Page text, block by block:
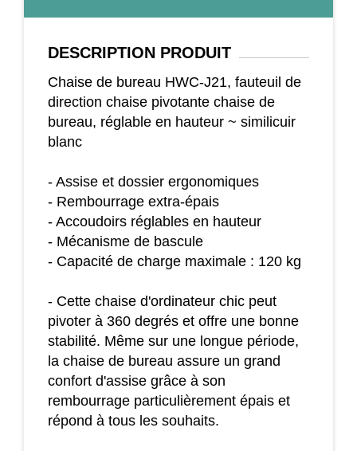
DESCRIPTION PRODUIT
Chaise de bureau HWC-J21, fauteuil de
direction chaise pivotante chaise de
bureau, réglable en hauteur ~ similicuir
blanc
- Assise et dossier ergonomiques
- Rembourrage extra-épais
- Accoudoirs réglables en hauteur
- Mécanisme de bascule
- Capacité de charge maximale : 120 kg
- Cette chaise d'ordinateur chic peut
pivoter à 360 degrés et offre une bonne
stabilité. Même sur une longue période,
la chaise de bureau assure un grand
confort d'assise grâce à son
rembourrage particulièrement épais et
répond à tous les souhaits.